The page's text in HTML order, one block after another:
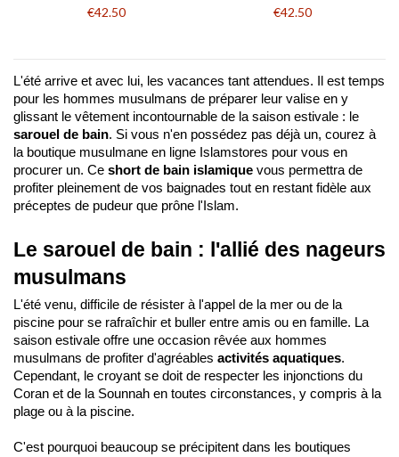
€42.50
€42.50
L'été arrive et avec lui, les vacances tant attendues. Il est temps
pour les hommes musulmans de préparer leur valise en y
sarouel de bain. Si vous n'en possédez pas déjà un, courez à
la boutique musulmane en ligne Islamstores pour vous en
procurer un. Ce short de bain islamique vous permettra de
profiter pleinement de vos baignades tout en restant fidèle aux
préceptes de pudeur que prône l'Islam.
Le sarouel de bain : l'allié des nageurs
musulmans
L'été venu, difficile de résister à l'appel de la mer ou de la
piscine pour se rafraîchir et buller entre amis ou en famille. La
saison estivale offre une occasion rêvée aux hommes
musulmans de profiter d'agréables activités aquatiques.
Cependant, le croyant se doit de respecter les injonctions du
Coran et de la Sounnah en toutes circonstances, y compris à la
plage ou à la piscine.
C'est pourquoi beaucoup se précipitent dans les boutiques